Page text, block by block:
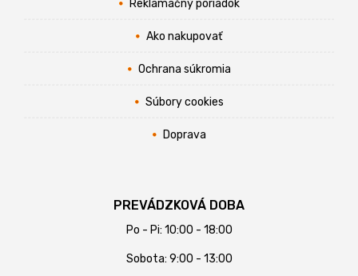
Reklamačný poriadok
Ako nakupovať
Ochrana súkromia
Súbory cookies
Doprava
PREVÁDZKOVÁ DOBA
Po - Pi: 10:00 - 18:00
Sobota: 9:00 - 13:00